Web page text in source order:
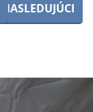
NASLEDUJÚCI